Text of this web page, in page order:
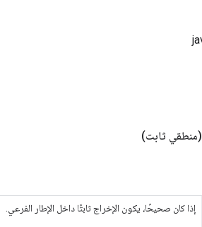
(منطقي ثابت)
إذا كان صحيحًا، يكون الإخراج ثابتًا داخل الإطار الفرعي.